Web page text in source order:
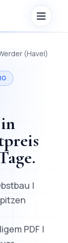
(Havel)
in
.
|
PDF |